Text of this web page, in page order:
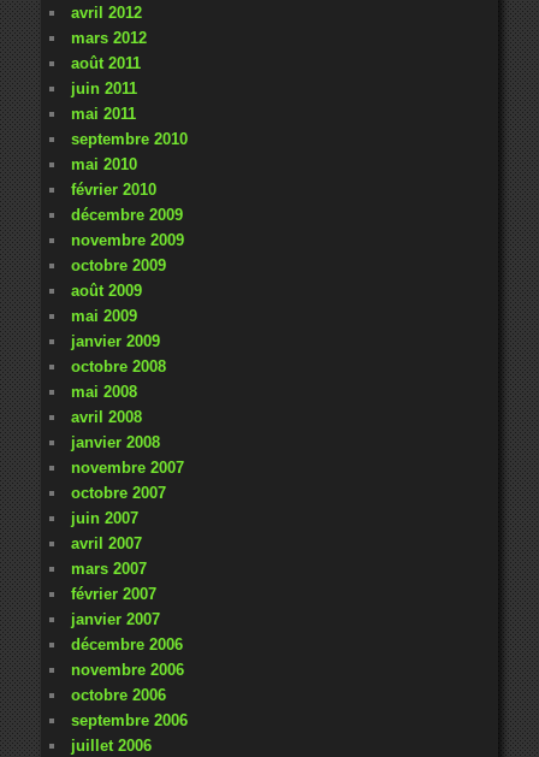
avril 2012
mars 2012
août 2011
juin 2011
mai 2011
septembre 2010
mai 2010
février 2010
décembre 2009
novembre 2009
octobre 2009
août 2009
mai 2009
janvier 2009
octobre 2008
mai 2008
avril 2008
janvier 2008
novembre 2007
octobre 2007
juin 2007
avril 2007
mars 2007
février 2007
janvier 2007
décembre 2006
novembre 2006
octobre 2006
septembre 2006
juillet 2006